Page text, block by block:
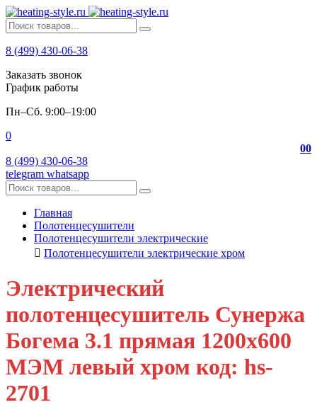
8 (499) 430-06-38
Заказать звонок
График работы
Пн–Сб. 9:00–19:00
0
00
8 (499) 430-06-38
telegram whatsapp
Главная
Полотенцесушители
Полотенцесушители электрические
Полотенцесушители электрические хром
Электрический
полотенцесушитель Сунержа
Богема 3.1 прямая 1200x600
МЭМ левый хром код: hs-
2701